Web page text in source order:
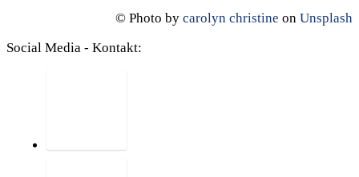
© Photo by carolyn christine on Unsplash
Social Media - Kontakt: